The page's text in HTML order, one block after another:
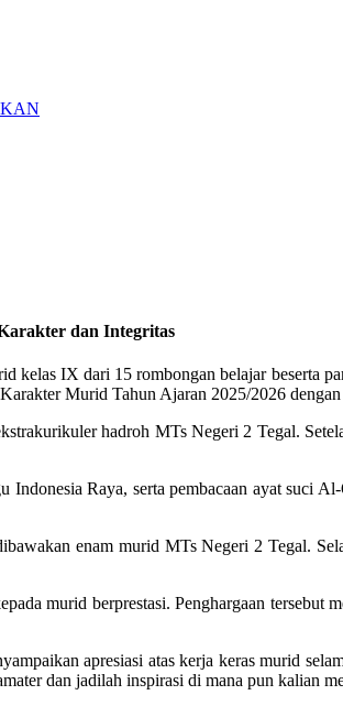
dan Integritas
IX dari 15 rombongan belajar beserta
Murid Tahun Ajaran 2025/2026
hadroh MTs Negeri 2 Tegal.
Raya, serta pembacaan ayat suci
enam murid MTs Negeri 2 Tegal.
murid berprestasi. Penghargaan
apresiasi atas kerja keras murid
dan jadilah inspirasi di mana pun